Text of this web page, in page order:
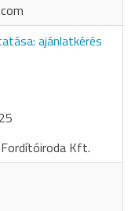
ajánlatkérés
Kft.